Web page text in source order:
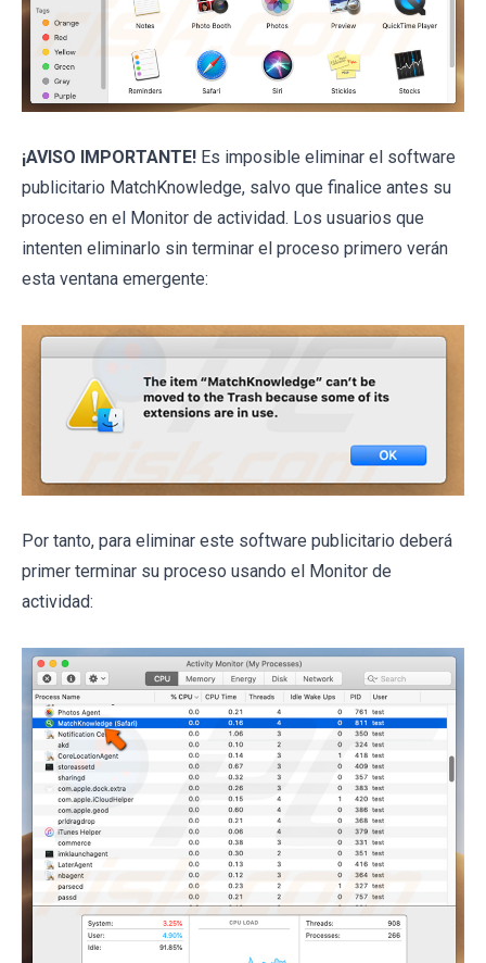
¡AVISO IMPORTANTE! Es imposible eliminar el software
publicitario MatchKnowledge, salvo que finalice antes su
proceso en el Monitor de actividad. Los usuarios que
intenten eliminarlo sin terminar el proceso primero verán
esta ventana emergente:
Por tanto, para eliminar este software publicitario deberá
primer terminar su proceso usando el Monitor de
actividad: